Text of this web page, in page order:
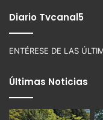
Diario Tvcanal5
ENTÉRESE DE LAS
Últimas Noticias